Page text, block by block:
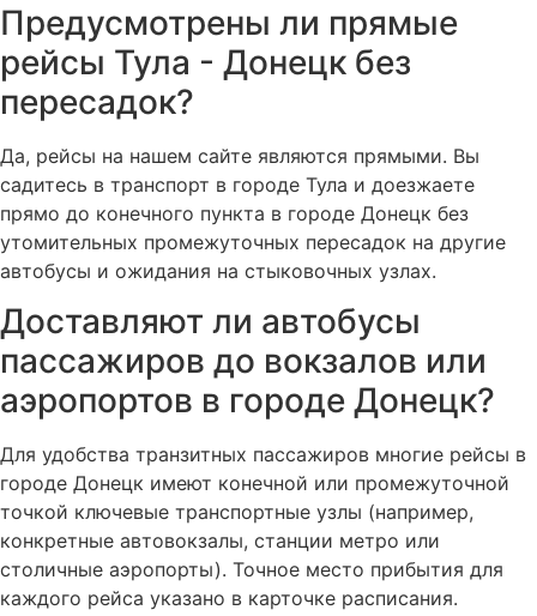
Предусмотрены ли прямые
рейсы Тула - Донецк без
пересадок?
Да, рейсы на нашем сайте являются прямыми. Вы
садитесь в транспорт в городе Тула и доезжаете
прямо до конечного пункта в городе Донецк без
утомительных промежуточных пересадок на другие
автобусы и ожидания на стыковочных узлах.
Доставляют ли автобусы
пассажиров до вокзалов или
аэропортов в городе Донецк?
Для удобства транзитных пассажиров многие рейсы в
городе Донецк имеют конечной или промежуточной
точкой ключевые транспортные узлы (например,
конкретные автовокзалы, станции метро или
столичные аэропорты). Точное место прибытия для
каждого рейса указано в карточке расписания.